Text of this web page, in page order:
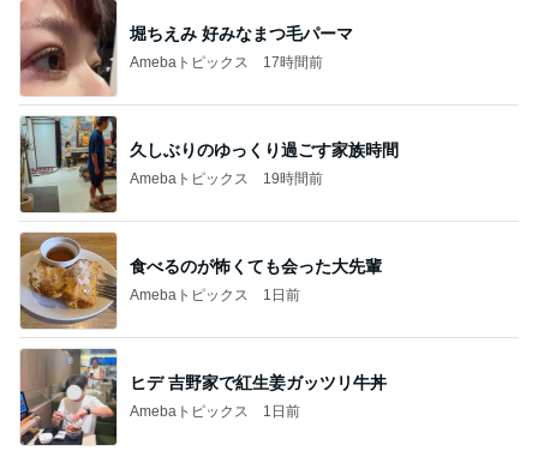
堀ちえみ 好みなまつ毛パーマ
Amebaトピックス 17時間前
久しぶりのゆっくり過ごす家族時間
Amebaトピックス 19時間前
食べるのが怖くても会った大先輩
Amebaトピックス 1日前
ヒデ 吉野家で紅生姜ガッツリ牛丼
Amebaトピックス 1日前